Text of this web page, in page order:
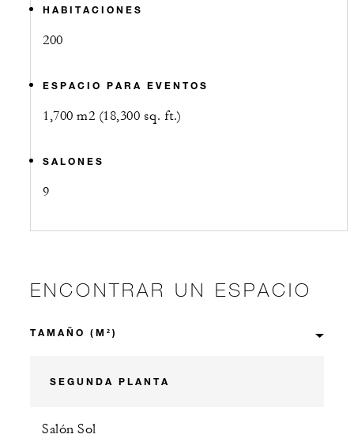
HABITACIONES
200
ESPACIO PARA EVENTOS
1,700 m2 (18,300 sq. ft.)
SALONES
9
ENCONTRAR UN ESPACIO
SEGUNDA PLANTA
Salón Sol